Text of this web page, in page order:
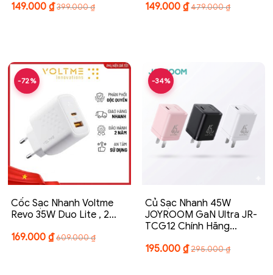
149.000 ₫399.000₫
149.000₫479.000₫
-72%
Cốc Sạc Nhanh Voltme
Revo 35W Duo Lite , 2…
169.000 ₫609.000₫
-34%
Củ Sạc Nhanh 45W
JOYROOM GaN Ultra JR-
TCG12 Chính Hãng…
195.000₫295.000₫